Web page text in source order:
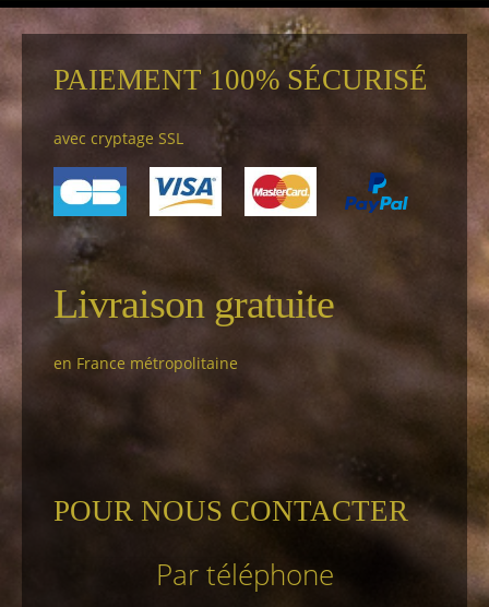
PAIEMENT 100% SÉCURISÉ
avec cryptage SSL
Livraison gratuite
en France métropolitaine
POUR NOUS CONTACTER
Par téléphone